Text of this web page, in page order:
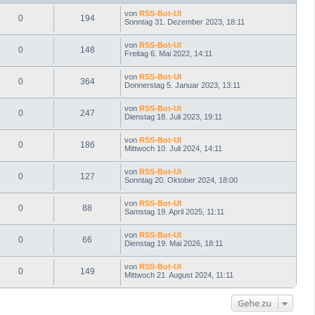
0 194 von RSS-Bot-UI
Sonntag 31. Dezember 2023, 18:11
0 148 von RSS-Bot-UI
Freitag 6. Mai 2022, 14:11
0 364 von RSS-Bot-UI
Donnerstag 5. Januar 2023, 13:11
0 247 von RSS-Bot-UI
Dienstag 18. Juli 2023, 19:11
0 186 von RSS-Bot-UI
Mittwoch 10. Juli 2024, 14:11
0 127 von RSS-Bot-UI
Sonntag 20. Oktober 2024, 18:00
0 88 von RSS-Bot-UI
Samstag 19. April 2025, 11:11
0 66 von RSS-Bot-UI
Dienstag 19. Mai 2026, 18:11
0 149 von RSS-Bot-UI
Mittwoch 21. August 2024, 11:11
Gehe zu